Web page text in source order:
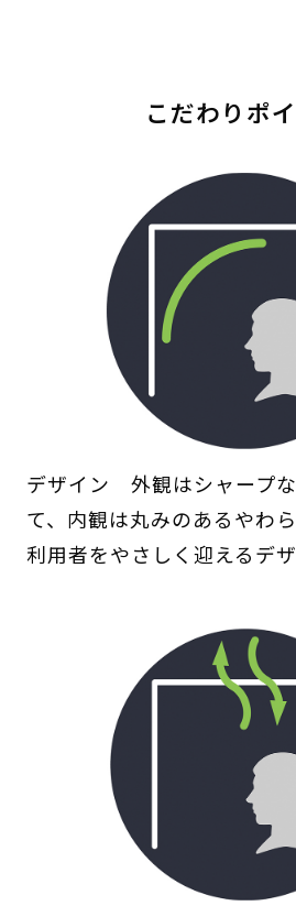
こだわりポ
デザイン 外観はシャープ
て、内観は丸みのあるやわ
利用者をやさしく迎えるデザ